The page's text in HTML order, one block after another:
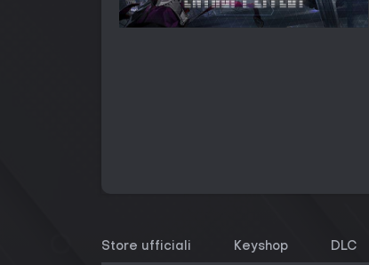
Store ufficiali Keyshop DLC